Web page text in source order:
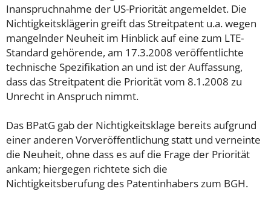
Inanspruchnahme der US-Priorität angemeldet. Die
Nichtigkeitsklägerin greift das Streitpatent u.a. wegen
mangelnder Neuheit im Hinblick auf eine zum LTE-
Standard gehörende, am 17.3.2008 veröffentlichte
technische Spezifikation an und ist der Auffassung,
dass das Streitpatent die Priorität vom 8.1.2008 zu
Unrecht in Anspruch nimmt.
Das BPatG gab der Nichtigkeitsklage bereits aufgrund
einer anderen Vorveröffentlichung statt und verneinte
die Neuheit, ohne dass es auf die Frage der Priorität
ankam; hiergegen richtete sich die
Nichtigkeitsberufung des Patentinhabers zum BGH.